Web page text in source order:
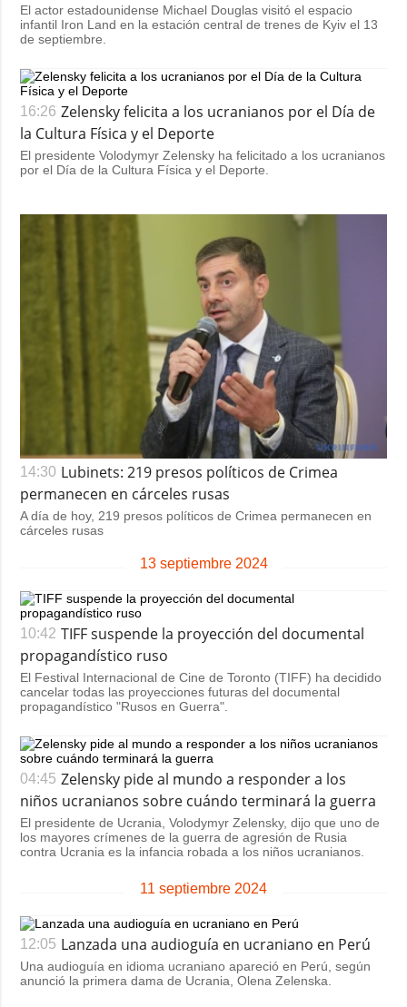
El actor estadounidense Michael Douglas visitó el espacio
infantil Iron Land en la estación central de trenes de Kyiv el 13
de septiembre.
16:26 Zelensky felicita a los ucranianos por el Día de
la Cultura Física y el Deporte
El presidente Volodymyr Zelensky ha felicitado a los ucranianos
por el Día de la Cultura Física y el Deporte.
14:30 Lubinets: 219 presos políticos de Crimea
permanecen en cárceles rusas
A día de hoy, 219 presos políticos de Crimea permanecen en
cárceles rusas
13 septiembre 2024
10:42 TIFF suspende la proyección del documental
propagandístico ruso
El Festival Internacional de Cine de Toronto (TIFF) ha decidido
cancelar todas las proyecciones futuras del documental
propagandístico "Rusos en Guerra".
04:45 Zelensky pide al mundo a responder a los
niños ucranianos sobre cuándo terminará la guerra
El presidente de Ucrania, Volodymyr Zelensky, dijo que uno de
los mayores crímenes de la guerra de agresión de Rusia
contra Ucrania es la infancia robada a los niños ucranianos.
11 septiembre 2024
12:05 Lanzada una audioguía en ucraniano en Perú
Una audioguía en idioma ucraniano apareció en Perú, según
anunció la primera dama de Ucrania, Olena Zelenska.